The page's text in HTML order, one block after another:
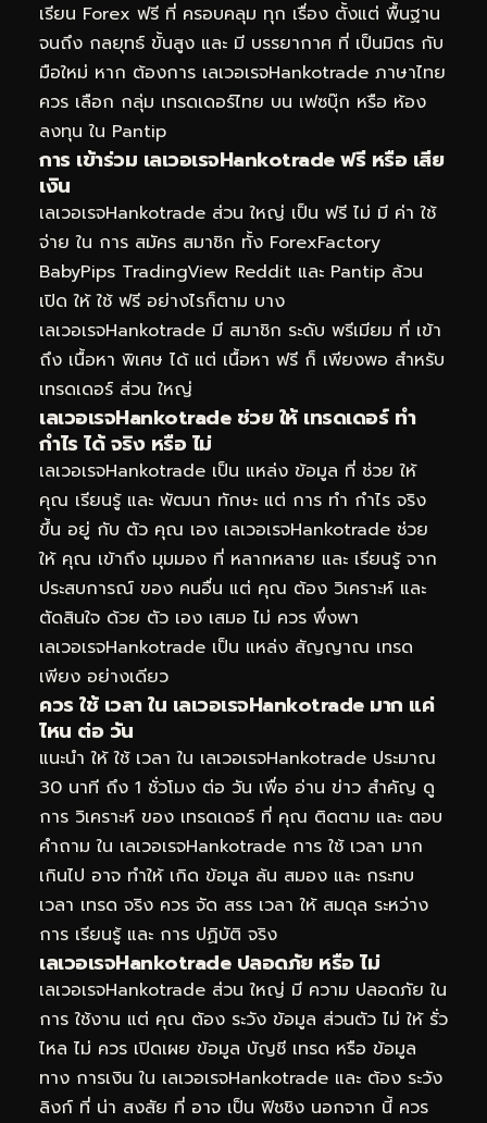
เรียน Forex ฟรี ที่ ครอบคลุม ทุก เรื่อง ตั้งแต่ พื้นฐาน
จนถึง กลยุทธ์ ขั้นสูง และ มี บรรยากาศ ที่ เป็นมิตร กับ
มือใหม่ หาก ต้องการ เลเวอเรจHankotrade ภาษาไทย
ควร เลือก กลุ่ม เทรดเดอร์ไทย บน เฟซบุ๊ก หรือ ห้อง
ลงทุน ใน Pantip
การ เข้าร่วม เลเวอเรจHankotrade ฟรี หรือ เสีย
เงิน
เลเวอเรจHankotrade ส่วน ใหญ่ เป็น ฟรี ไม่ มี ค่า ใช้
จ่าย ใน การ สมัคร สมาชิก ทั้ง ForexFactory
BabyPips TradingView Reddit และ Pantip ล้วน
เปิด ให้ ใช้ ฟรี อย่างไรก็ตาม บาง
เลเวอเรจHankotrade มี สมาชิก ระดับ พรีเมียม ที่ เข้า
ถึง เนื้อหา พิเศษ ได้ แต่ เนื้อหา ฟรี ก็ เพียงพอ สำหรับ
เทรดเดอร์ ส่วน ใหญ่
เลเวอเรจHankotrade ช่วย ให้ เทรดเดอร์ ทำ
กำไร ได้ จริง หรือ ไม่
เลเวอเรจHankotrade เป็น แหล่ง ข้อมูล ที่ ช่วย ให้
คุณ เรียนรู้ และ พัฒนา ทักษะ แต่ การ ทำ กำไร จริง
ขึ้น อยู่ กับ ตัว คุณ เอง เลเวอเรจHankotrade ช่วย
ให้ คุณ เข้าถึง มุมมอง ที่ หลากหลาย และ เรียนรู้ จาก
ประสบการณ์ ของ คนอื่น แต่ คุณ ต้อง วิเคราะห์ และ
ตัดสินใจ ด้วย ตัว เอง เสมอ ไม่ ควร พึ่งพา
เลเวอเรจHankotrade เป็น แหล่ง สัญญาณ เทรด
เพียง อย่างเดียว
ควร ใช้ เวลา ใน เลเวอเรจHankotrade มาก แค่
ไหน ต่อ วัน
แนะนำ ให้ ใช้ เวลา ใน เลเวอเรจHankotrade ประมาณ
30 นาที ถึง 1 ชั่วโมง ต่อ วัน เพื่อ อ่าน ข่าว สำคัญ ดู
การ วิเคราะห์ ของ เทรดเดอร์ ที่ คุณ ติดตาม และ ตอบ
คำถาม ใน เลเวอเรจHankotrade การ ใช้ เวลา มาก
เกินไป อาจ ทำให้ เกิด ข้อมูล ล้น สมอง และ กระทบ
เวลา เทรด จริง ควร จัด สรร เวลา ให้ สมดุล ระหว่าง
การ เรียนรู้ และ การ ปฏิบัติ จริง
เลเวอเรจHankotrade ปลอดภัย หรือ ไม่
เลเวอเรจHankotrade ส่วน ใหญ่ มี ความ ปลอดภัย ใน
การ ใช้งาน แต่ คุณ ต้อง ระวัง ข้อมูล ส่วนตัว ไม่ ให้ รั่ว
ไหล ไม่ ควร เปิดเผย ข้อมูล บัญชี เทรด หรือ ข้อมูล
ทาง การเงิน ใน เลเวอเรจHankotrade และ ต้อง ระวัง
ลิงก์ ที่ น่า สงสัย ที่ อาจ เป็น ฟิชชิง นอกจาก นี้ ควร